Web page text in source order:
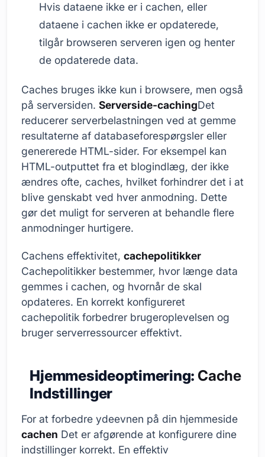
Hvis dataene ikke er i cachen, eller
dataene i cachen ikke er opdaterede,
tilgår browseren serveren igen og henter
de opdaterede data.
Caches bruges ikke kun i browsere, men også
på serversiden. Serverside-cachingDet
reducerer serverbelastningen ved at gemme
resultaterne af databaseforespørgsler eller
genererede HTML-sider. For eksempel kan
HTML-outputtet fra et blogindlæg, der ikke
ændres ofte, caches, hvilket forhindrer det i at
blive genskabt ved hver anmodning. Dette
gør det muligt for serveren at behandle flere
anmodninger hurtigere.
Cachens effektivitet, cachepolitikker
Cachepolitikker bestemmer, hvor længe data
gemmes i cachen, og hvornår de skal
opdateres. En korrekt konfigureret
cachepolitik forbedrer brugeroplevelsen og
bruger serverressourcer effektivt.
Hjemmesideoptimering: Cache
Indstillinger
For at forbedre ydeevnen på din hjemmeside
cachen Det er afgørende at konfigurere dine
indstillinger korrekt. En effektiv